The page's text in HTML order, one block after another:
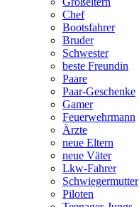
Chef
Bootsfahrer
Bruder
Schwester
beste Freundin
Paare
Paar-Geschenke
Gamer
Feuerwehrmann
Ärzte
neue Eltern
neue Väter
Lkw-Fahrer
Schwiegermutter
Piloten